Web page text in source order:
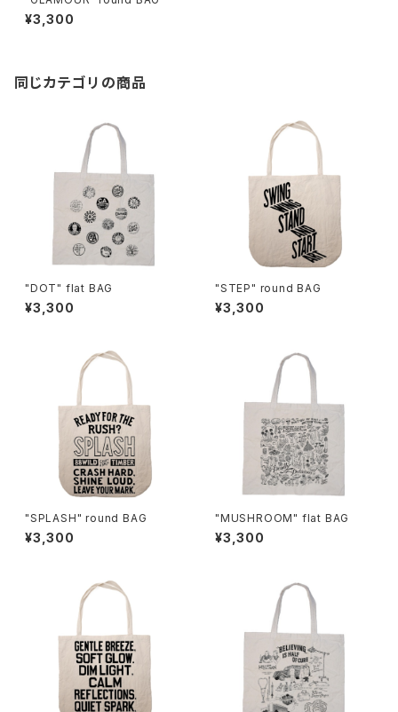
¥3,300
同じカテゴリの商品
"DOT" flat BAG
¥3,300
"STEP" round BAG
¥3,300
"SPLASH" round BAG
¥3,300
"MUSHROOM" flat BAG
¥3,300